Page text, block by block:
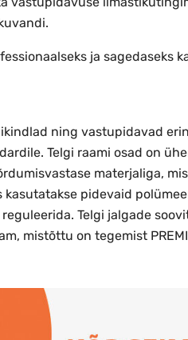
ja sagedaseks
ning vastupidavad
Telgi raami osad on
materjaliga,
pidevaid
Telgi jalgade
mistõttu on tegemist